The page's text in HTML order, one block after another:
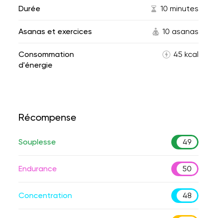
Durée 10 minutes
Asanas et exercices 10 asanas
Consommation
d'énergie
45 kcal
Récompense
Souplesse 49
Endurance 50
Concentration 48